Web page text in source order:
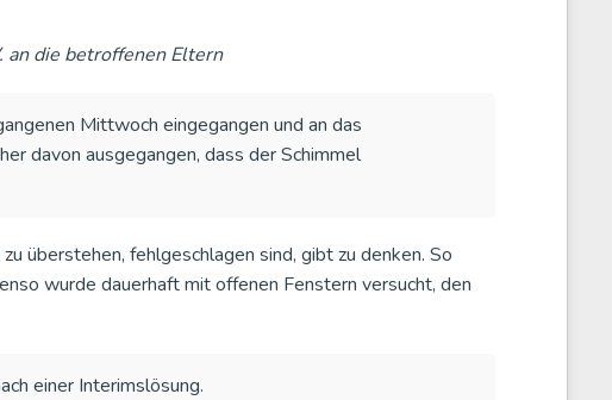
an die betroffenen Eltern
Mittwoch eingegangen und an das
davon ausgegangen, dass der Schimmel
überstehen, fehlgeschlagen sind, gibt zu denken. So
wurde dauerhaft mit offenen Fenstern versucht, den
einer Interimslösung.